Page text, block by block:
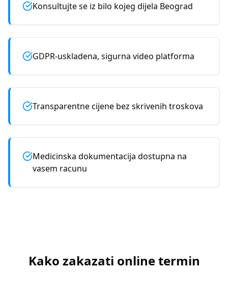
Konsultujte se iz bilo kojeg dijela Beograd
GDPR-uskladena, sigurna video platforma
Transparentne cijene bez skrivenih troskova
Medicinska dokumentacija dostupna na
vasem racunu
Kako zakazati online termin